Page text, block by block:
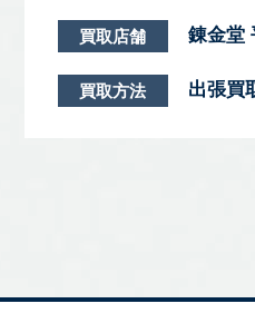
買取店舗 錬金堂
買取方法 出張買